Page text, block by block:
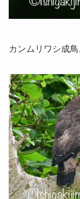
カンムリワシ成鳥